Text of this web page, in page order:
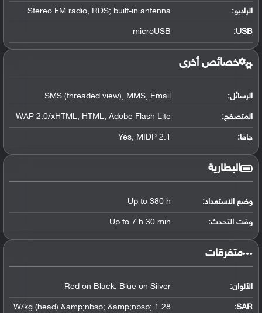
الراديو: Stereo FM radio, RDS; built-in antenna
USB
:
microUSB
خصائص أخرى
الرسائل: SMS (threaded view), MMS, Email
المتصفح: WAP 2.0/xHTML, HTML, Adobe Flash Lite
جافا: Yes, MIDP 2.1
البطارية
وضع الاستعداد: Up to 380 h
وقت التحدث: Up to 7 h 30 min
‏متفرقات‏
الألوان: Red on Black, Blue on Silver
SAR
:
1.28 W/kg (head) &amp;nbsp; &amp;nbsp;